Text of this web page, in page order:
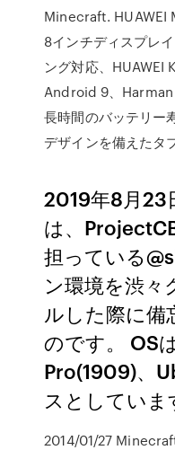
Minecraft. HUAWEI
8インチディスプレ
ング対応、HUAWEI
Android 9、
長時間のバッテリー
デザインを備えたタ
2019年8月23
は、
担っている
ン環境を渋々
ルした際に備
のです。 OS
Pro(1909)、
スとしていま
2014/01/27